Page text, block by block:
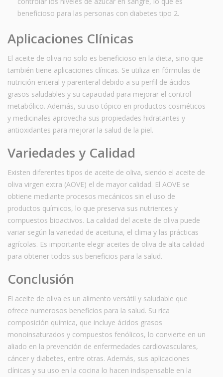
beneficioso para las personas con diabetes tipo 2.
Aplicaciones Clínicas
El aceite de oliva no solo es beneficioso en la dieta, sino que
también tiene aplicaciones clínicas. Se utiliza en fórmulas de
nutrición enteral y parenteral debido a su perfil de ácidos
grasos saludables y su capacidad para mejorar el control
metabólico. Además, su uso tópico en productos cosméticos
y medicinales aprovecha sus propiedades hidratantes y
antioxidantes para mejorar la salud de la piel.
Variedades y Calidad
Existen diferentes tipos de aceite de oliva, siendo el aceite de
oliva virgen extra (AOVE) el de mayor calidad. El AOVE se
obtiene mediante procesos mecánicos sin el uso de
productos químicos, lo que preserva sus nutrientes y
compuestos bioactivos. La calidad del aceite de oliva puede
variar según la variedad de aceituna, el clima y las prácticas
agrícolas. Es importante elegir aceites de oliva de alta calidad
para obtener todos sus beneficios para la salud.
Conclusión
El aceite de oliva es un alimento versátil y saludable que
ofrece numerosos beneficios para la salud. Su rica
composición química, que incluye ácidos grasos
monoinsaturados y compuestos fenólicos, lo convierte en un
aliado en la prevención de enfermedades cardiovasculares,
cáncer y diabetes, entre otras. Además, sus aplicaciones
clínicas y su uso en la cocina lo hacen indispensable en la